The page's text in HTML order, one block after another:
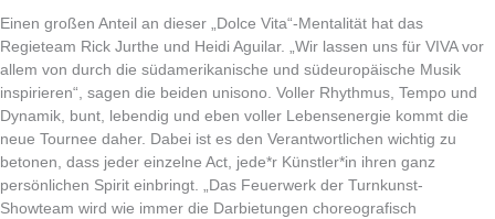
Einen großen Anteil an dieser „Dolce Vita“-Mentalität hat das
Regieteam Rick Jurthe und Heidi Aguilar. „Wir lassen uns für VIVA vor
allem von durch die südamerikanische und südeuropäische Musik
inspirieren“, sagen die beiden unisono. Voller Rhythmus, Tempo und
Dynamik, bunt, lebendig und eben voller Lebensenergie kommt die
neue Tournee daher. Dabei ist es den Verantwortlichen wichtig zu
betonen, dass jeder einzelne Act, jede*r Künstler*in ihren ganz
persönlichen Spirit einbringt. „Das Feuerwerk der Turnkunst-
Showteam wird wie immer die Darbietungen choreografisch